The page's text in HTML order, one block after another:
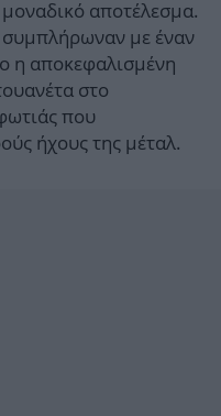
αποτέλεσμα.
με έναν
η αποκεφαλισμένη
στο
που
ήχους της μέταλ.